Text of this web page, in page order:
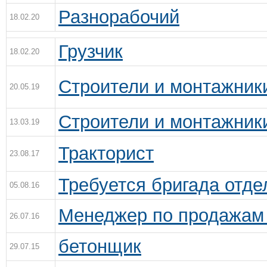
18.02.20 Разнорабочий
18.02.20 Грузчик
20.05.19 Строители и
13.03.19 Строители и
23.08.17 Тракторист
05.08.16 Требуется бригада
26.07.16 Менеджер по продажам
29.07.15 бетонщик